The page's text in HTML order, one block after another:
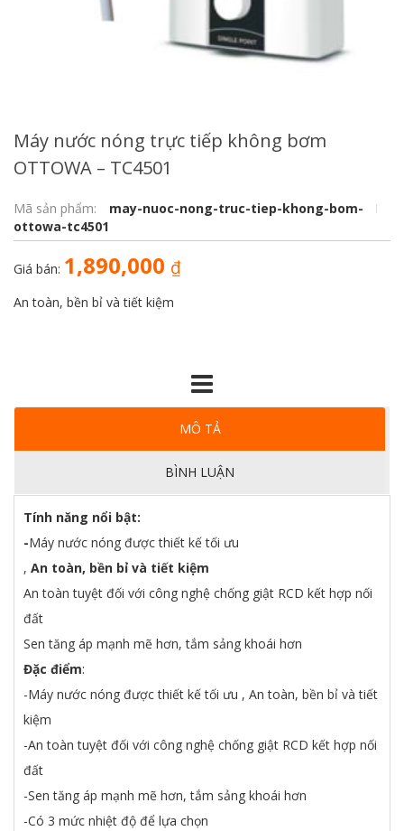
Máy nước nóng trực tiếp không bơm
OTTOWA – TC4501
Mã sản phẩm:
may-nuoc-nong-truc-tiep-khong-bom-
ottowa-tc4501
Giá bán: 1,890,000 ₫
An toàn, bền bỉ và tiết kiệm
MÔ TẢ
BÌNH LUẬN
Tính năng nổi bật:
-Máy nước nóng được thiết kế tối ưu
, An toàn, bền bỉ và tiết kiệm
An toàn tuyệt đối với công nghệ chống giật RCD kết hợp nối
đất
Sen tăng áp mạnh mẽ hơn, tắm sảng khoái hơn
Đặc điểm:
-Máy nước nóng được thiết kế tối ưu , An toàn, bền bỉ và tiết
kiệm
-An toàn tuyệt đối với công nghệ chống giật RCD kết hợp nối
đất
-Sen tăng áp mạnh mẽ hơn, tắm sảng khoái hơn
-Có 3 mức nhiệt độ để lựa chọn